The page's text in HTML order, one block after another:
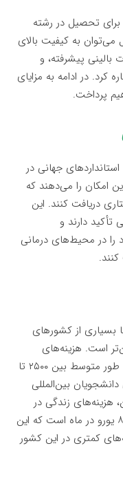
تحصیل در رشته
می‌توان به کیفیت بالای
بالینی پیشرفته، و
کرد. در ادامه به مزایای
پرداخت.
جهانی در
امکان را می‌دهند که
دریافت کنند. این
تأکید دارند و
را در محیط‌های درمانی
بسیاری از کشورهای
است. هزینه‌های
تحصیل در رشته پرستاری در این کشور به طور متوسط بین ۲۵۰۰ تا
دانشجویان بین‌المللی
هزینه‌های زندگی در
لیتوانی نیز به طور میانگین بین ۵۰۰ تا ۸۰۰ یورو در ماه است که این
کمتری در این کشور